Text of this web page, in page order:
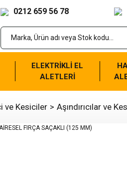
0212 659 56 78
ELEKTRİKLİ EL
ALETLERİ
ve Kesiciler Aşındırıcılar ve